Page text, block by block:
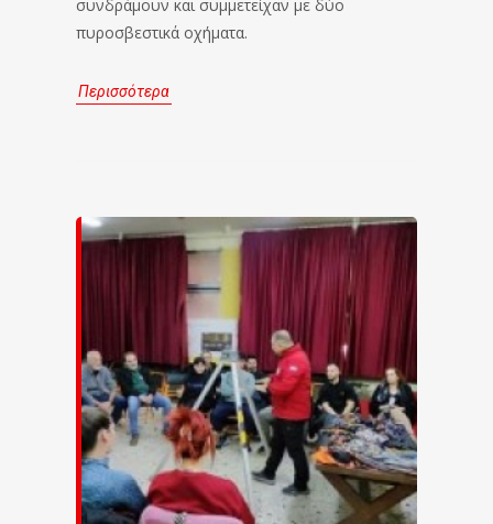
συνδράμουν και συμμετείχαν με δύο
πυροσβεστικά οχήματα.
Περισσότερα